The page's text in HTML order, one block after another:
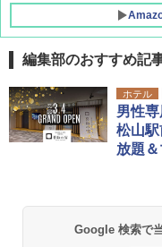
編集部のおすすめ記
ホテル
男性
松山
放題
Google 検索で